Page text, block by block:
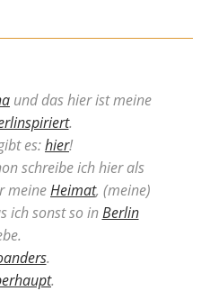
und das hier ist meine
.
es:hier!
schreibe ich hier als
meineHeimat, (meine)
ich sonst so inBerlin
.
.